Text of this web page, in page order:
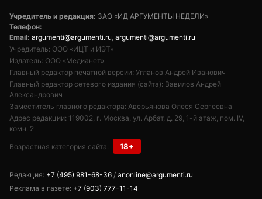
Учредитель и редакция: ЗАО «ИД АРГУМЕНТЫ НЕДЕЛИ»
Телефон:
Email: argumenti@argumenti.ru, argumenti@argumenti.ru
Учредитель: ООО «ИЦТ и ИЭТ»
Издатель: ООО «Медианет»
Главный редактор печатной версии: Угланов Андрей Иванович
Главный редактор сетевого издания (сайта): Вавилов Андрей
Александрович
Заместитель главного редактора: Аверьянова Олеся Сергеевна
Адрес редакции: 119002, г. Москва, ул. Арбат, д. 29, 1-й этаж, пом. IV,
комн. 2
Возрастная категория сайта: 18+
Редакция: +7 (495) 981-68-36 / anonline@argumenti.ru
Реклама в газете: +7 (903) 777-11-14